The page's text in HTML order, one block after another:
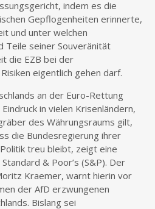
indem es die
Gepflogenheiten erinnerte,
und unter welchen
Teile seiner Souveränität
die EZB bei der
eigentlich gehen darf.
an der Euro-Rettung
in vielen Krisenländern,
des Währungsraums gilt,
die Bundesregierung ihrer
treu bleibt, zeigt eine
& Poor’s (S&P). Der
Kraemer, warnt hierin vor
der AfD erzwungenen
Bislang sei